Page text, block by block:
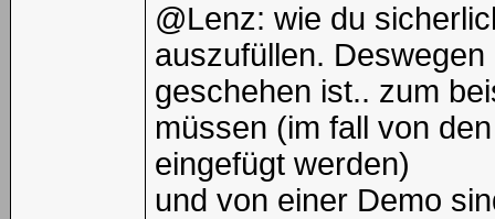
@Lenz: wie du
auszufüllen.
geschehen ist.. zum
müssen (im fall von
eingefügt werden)
und von einer Demo